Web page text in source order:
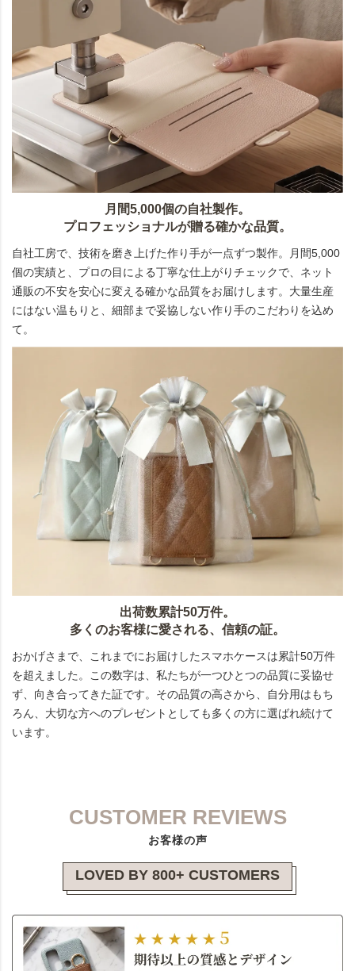
月間5,000個の自社製作。
プロフェッショナルが贈る確かな品質。
自社工房で、技術を磨き上げた作り手が一点ずつ製作。月間5,000
個の実績と、プロの目による丁寧な仕上がりチェックで、ネット
通販の不安を安心に変える確かな品質をお届けします。大量生産
にはない温もりと、細部まで妥協しない作り手のこだわりを込め
て。
出荷数累計50万件。
多くのお客様に愛される、信頼の証。
おかげさまで、これまでにお届けしたスマホケースは累計50万件
を超えました。この数字は、私たちが一つひとつの品質に妥協せ
ず、向き合ってきた証です。その品質の高さから、自分用はもち
ろん、大切な方へのプレゼントとしても多くの方に選ばれ続けて
います。
CUSTOMER REVIEWS
お客様の声
LOVED BY 800+ CUSTOMERS